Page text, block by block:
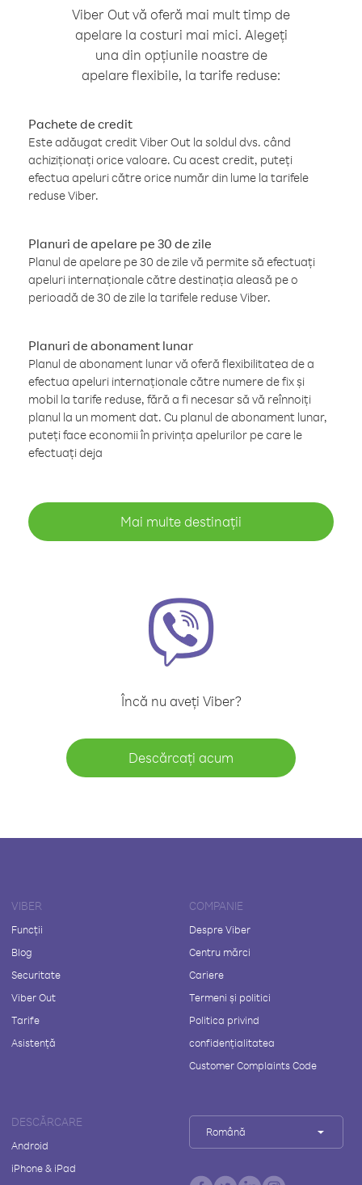
Viber Out vă oferă mai mult timp de
apelare la costuri mai mici. Alegeți
una din opțiunile noastre de
apelare flexibile, la tarife reduse:
Pachete de credit
Este adăugat credit Viber Out la soldul dvs. când
achiziționați orice valoare. Cu acest credit, puteți
efectua apeluri către orice număr din lume la tarifele
reduse Viber.
Planuri de apelare pe 30 de zile
Planul de apelare pe 30 de zile vă permite să efectuați
apeluri internaționale către destinația aleasă pe o
perioadă de 30 de zile la tarifele reduse Viber.
Planuri de abonament lunar
Planul de abonament lunar vă oferă flexibilitatea de a
efectua apeluri internaționale către numere de fix și
mobil la tarife reduse, fără a fi necesar să vă reînnoiți
planul la un moment dat. Cu planul de abonament lunar,
puteți face economii în privința apelurilor pe care le
efectuați deja
Mai multe destinații
Încă nu aveți Viber?
Descărcați acum
VIBER
Funcții
Blog
Securitate
Viber Out
Tarife
Asistență
COMPANIE
Despre Viber
Centru mărci
Cariere
Termeni și politici
Politica privind
confidențialitatea
Customer Complaints Code
DESCĂRCARE
Android
iPhone & iPad
Română